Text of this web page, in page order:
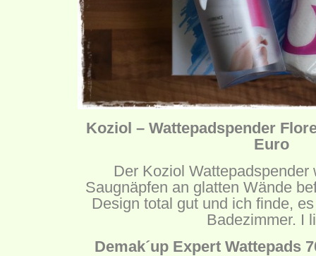
Koziol – Wattepadspender
Euro
Der Koziol Wattepadspender
Saugnäpfen an glatten Wände
Design total gut und ich finde,
Badezimmer. I
Demak´up Expert Wattepads